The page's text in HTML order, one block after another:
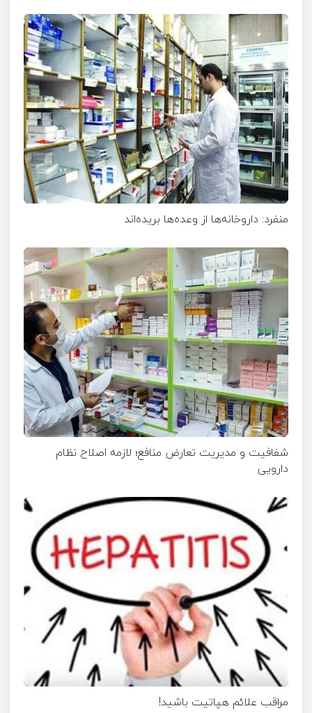
منفرد: داروخانه‌ها از وعده‌ها بریده‌اند
شفافیت و مدیریت تعارض منافع؛ لازمه اصلاح نظام
دارویی
مراقب علائم هپاتیت باشید!